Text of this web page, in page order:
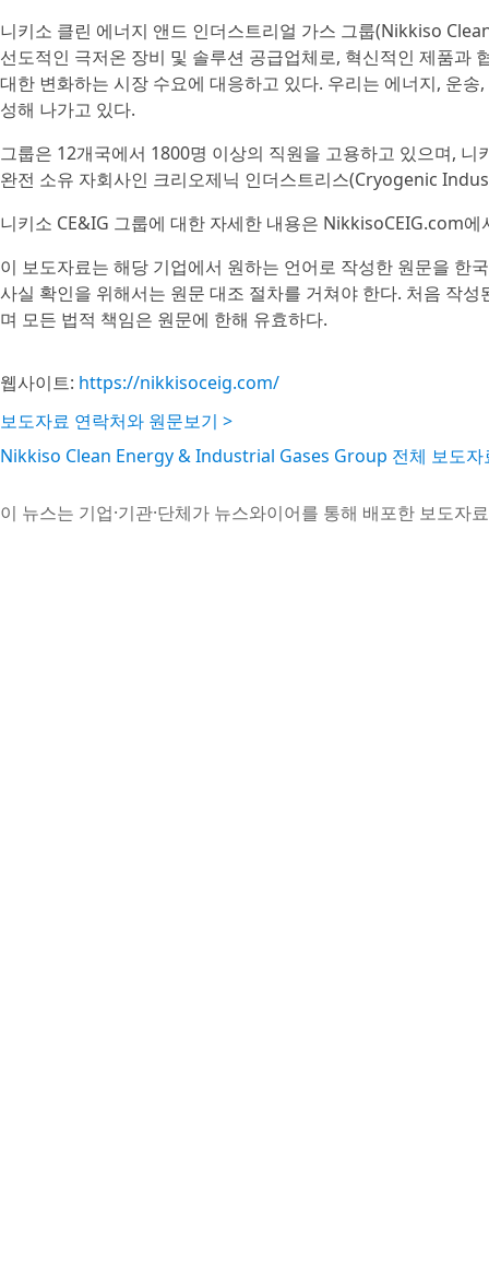
니키소 클린 에너지 앤드 인더스트리얼 가스 그룹(Nikkiso
선도적인 극저온 장비 및 솔루션 공급업체로, 혁신적인 제품과
대한 변화하는 시장 수요에 대응하고 있다. 우리는 에너지, 운
성해 나가고 있다.
그룹은 12개국에서 1800명 이상의 직원을 고용하고 있으며,
완전 소유 자회사인 크리오제닉 인더스트리스(Cryogenic
니키소 CE&IG 그룹에 대한 자세한 내용은 NikkisoCEIG.com에
이 보도자료는 해당 기업에서 원하는 언어로 작성한 원문을 한
사실 확인을 위해서는 원문 대조 절차를 거쳐야 한다. 처음 작
며 모든 법적 책임은 원문에 한해 유효하다.
웹사이트: https://nikkisoceig.com/
보도자료 연락처와 원문보기 >
Nikkiso Clean Energy & Industrial Gases Group 전체 보도자
이 뉴스는 기업·기관·단체가 뉴스와이어를 통해 배포한 보도자